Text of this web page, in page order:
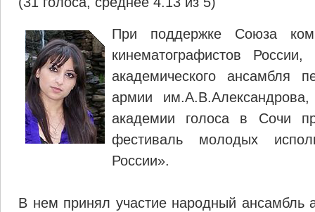
При поддержке Союза
кинематографистов
академического ансамбля
армии
академии голоса в Сочи
фестиваль молодых
России».
В нем принял участие народный ансамбль